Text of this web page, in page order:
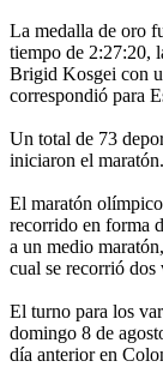
La medalla de oro
tiempo de 2:27:20,
Brigid Kosgei con
correspondió para
Un total de 73
iniciaron el maratón.
El maratón
recorrido en forma
a un medio
cual se recorrió dos
El turno para los
domingo 8 de
día anterior en